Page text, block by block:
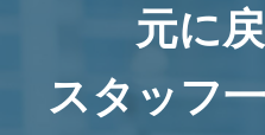
元に
スタッフ